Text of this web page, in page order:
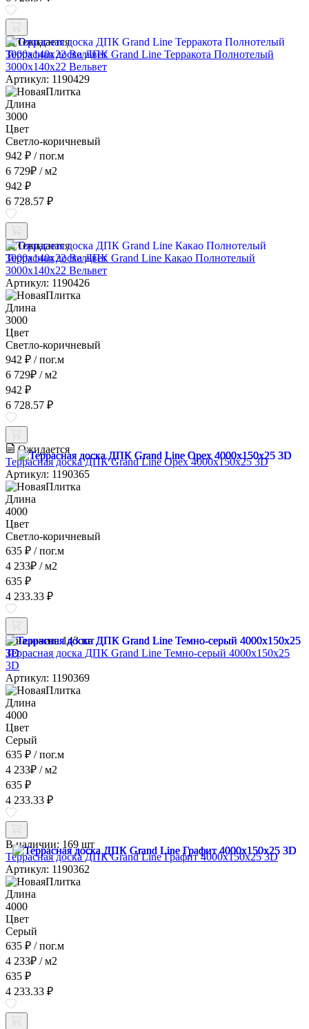
Ожидается
Террасная доска ДПК Grand Line Терракота Полнотелый
3000x140x22 Вельвет
Артикул: 1190429
Длина
3000
Цвет
Светло-коричневый
942 ₽ / пог.м
6 729₽ / м2
942 ₽
6 728.57 ₽
Ожидается
Террасная доска ДПК Grand Line Какао Полнотелый
3000x140x22 Вельвет
Артикул: 1190426
Длина
3000
Цвет
Светло-коричневый
942 ₽ / пог.м
6 729₽ / м2
942 ₽
6 728.57 ₽
Ожидается
Террасная доска ДПК Grand Line Орех 4000x150x25 3D
Артикул: 1190365
Длина
4000
Цвет
Светло-коричневый
635 ₽ / пог.м
4 233₽ / м2
635 ₽
4 233.33 ₽
В наличии: 143 шт
Террасная доска ДПК Grand Line Темно-серый 4000x150x25
3D
Артикул: 1190369
Длина
4000
Цвет
Серый
635 ₽ / пог.м
4 233₽ / м2
635 ₽
4 233.33 ₽
В наличии: 169 шт
Террасная доска ДПК Grand Line Графит 4000x150x25 3D
Артикул: 1190362
Длина
4000
Цвет
Серый
635 ₽ / пог.м
4 233₽ / м2
635 ₽
4 233.33 ₽